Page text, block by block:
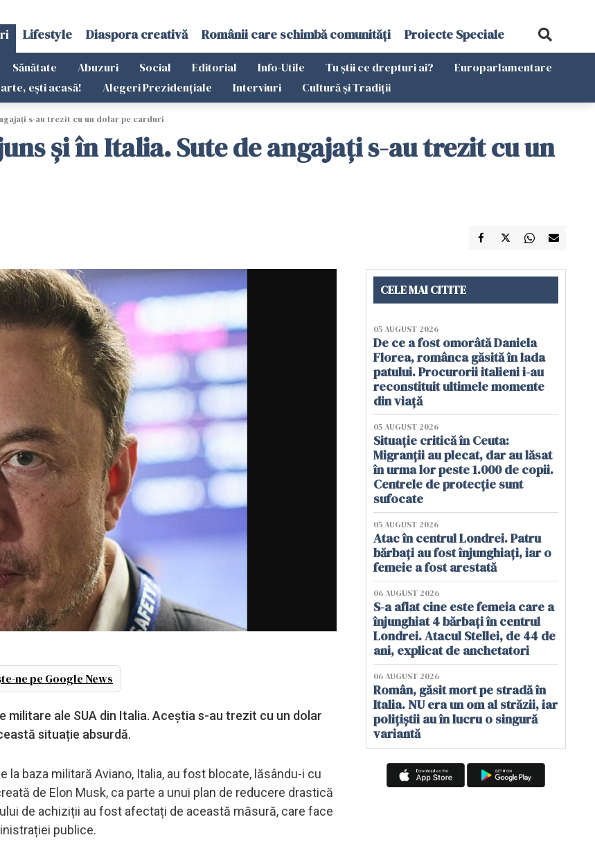
Lifestyle Diaspora creativă Românii care schimbă comunități Proiecte Speciale
Sănătate Abuzuri Social Editorial Info-Utile Tu știi ce drepturi ai?
Europarlamentare
ești acasă! Alegeri Prezidențiale Interviuri Cultură și Tradiții
s-au trezit cu un dolar pe carduri
și în Italia. Sute de angajați s-au trezit cu un
ne pe Google News
ale SUA din Italia. Aceștia s-au trezit cu un dolar
situație absurdă.
baza militară Aviano, Italia, au fost blocate, lăsându-i cu
de Elon Musk, ca parte a unui plan de reducere drastică
de achiziții au fost afectați de această măsură, care face
publice.
CELE MAI CITITE
05 AUGUST 2026
De ce a fost omorâtă Daniela
Florea, românca găsită în lada
patului. Procurorii italieni i-au
reconstituit ultimele momente
din viață
05 AUGUST 2026
Situație critică în Ceuta:
Migranții au plecat, dar au lăsat
în urma lor peste 1.000 de copii.
Centrele de protecție sunt
sufocate
05 AUGUST 2026
Atac în centrul Londrei. Patru
bărbați au fost înjunghiați, iar o
femeie a fost arestată
06 AUGUST 2026
S-a aflat cine este femeia care a
înjunghiat 4 bărbați în centrul
Londrei. Atacul Stellei, de 44 de
ani, explicat de anchetatori
06 AUGUST 2026
Român, găsit mort pe stradă în
Italia. NU era un om al străzii, iar
polițiștii au în lucru o singură
variantă